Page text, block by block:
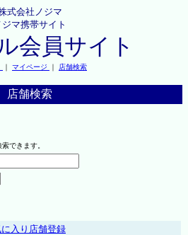
式会社ノジマ
ジマ携帯サイト
会員サイト
｜ マイページ ｜ 店舗検索
店舗検索
できます。
に入り店舗登録